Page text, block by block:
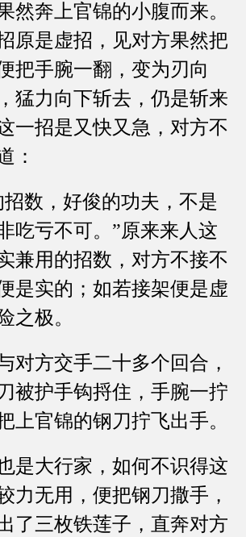
然奔上官锦的小腹而来。
原是虚招，见对方果然把
把手腕一翻，变为刃向
猛力向下斩去，仍是斩来
一招是又快又急，对方不
：
招数，好俊的功夫，不是
吃亏不可。”原来来人这
兼用的招数，对方不接不
是实的；如若接架便是虚
之极。
对方交手二十多个回合，
被护手钩捋住，手腕一拧
上官锦的钢刀拧飞出手。
是大行家，如何不识得这
力无用，便把钢刀撒手，
了三枚铁莲子，直奔对方